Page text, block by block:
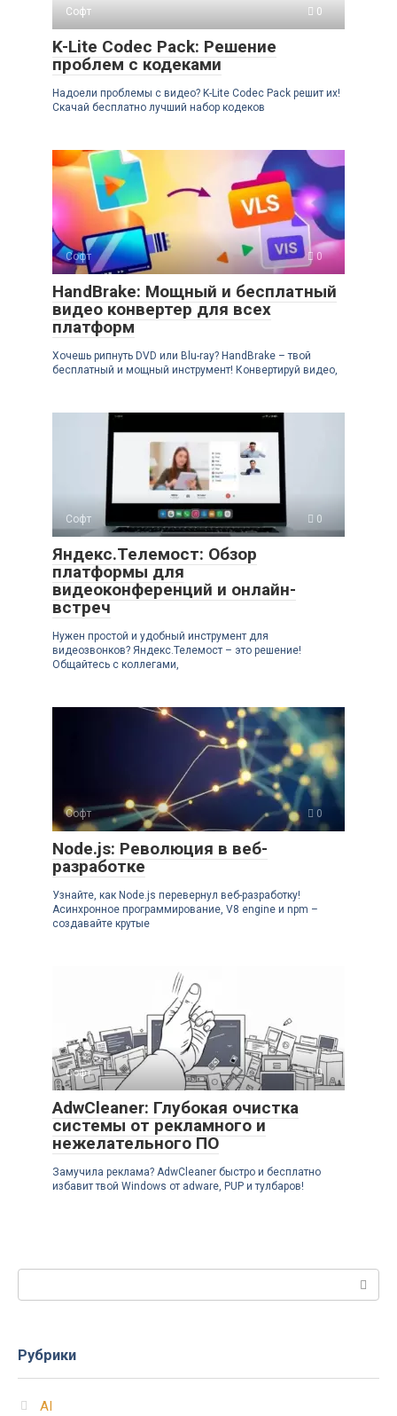
Софт 0
K-Lite Codec Pack: Решение
проблем с кодеками
Надоели проблемы с видео? K-Lite Codec Pack решит их!
Скачай бесплатно лучший набор кодеков
Софт 0
HandBrake: Мощный и бесплатный
видео конвертер для всех
платформ
Хочешь рипнуть DVD или Blu-ray? HandBrake – твой
бесплатный и мощный инструмент! Конвертируй видео,
Софт 0
Яндекс.Телемост: Обзор
платформы для
видеоконференций и онлайн-
встреч
Нужен простой и удобный инструмент для
видеозвонков? Яндекс.Телемост – это решение!
Общайтесь с коллегами,
Софт 0
Node.js: Революция в веб-
разработке
Узнайте, как Node.js перевернул веб-разработку!
Асинхронное программирование, V8 engine и npm –
создавайте крутые
Софт 0
AdwCleaner: Глубокая очистка
системы от рекламного и
нежелательного ПО
Замучила реклама? AdwCleaner быстро и бесплатно
избавит твой Windows от adware, PUP и тулбаров!
Рубрики
AI